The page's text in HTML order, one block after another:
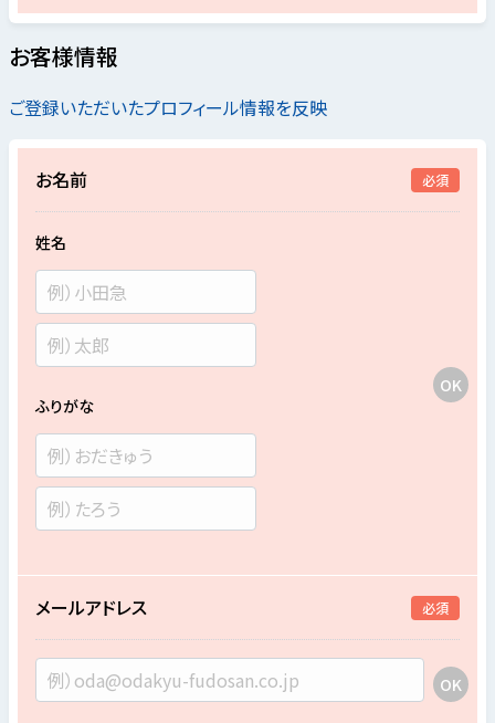
お客様情報
ご登録いただいたプロフィール情報を反映
お名前 必須
姓名
ふりがな
メールアドレス 必須